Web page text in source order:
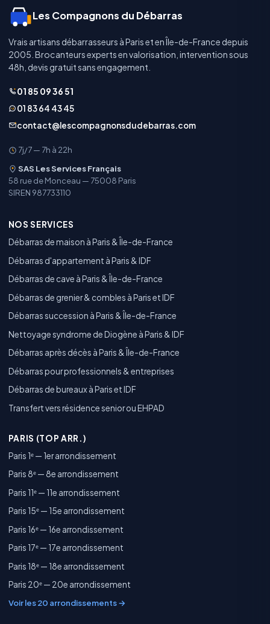
Les Compagnons du Débarras
Vrais artisans débarrasseurs à Paris et en Île-de-France depuis
2005. Brocanteurs experts en valorisation, intervention sous
48h, devis gratuit sans engagement.
01 85 09 36 51
01 83 64 43 45
contact@lescompagnonsdudebarras.com
7j/7 — 7h à 22h
SAS Les Services Français
58 rue de Monceau — 75008 Paris
SIREN 987733110
NOS SERVICES
Débarras de maison à Paris & Île-de-France
Débarras d'appartement à Paris & IDF
Débarras de cave à Paris & Île-de-France
Débarras de grenier & combles à Paris et IDF
Débarras succession à Paris & Île-de-France
Nettoyage syndrome de Diogène à Paris & IDF
Débarras après décès à Paris & Île-de-France
Débarras pour professionnels & entreprises
Débarras de bureaux à Paris et IDF
Transfert vers résidence senior ou EHPAD
PARIS (TOP ARR.)
Paris 1ᵉ — 1er arrondissement
Paris 8ᵉ — 8e arrondissement
Paris 11ᵉ — 11e arrondissement
Paris 15ᵉ — 15e arrondissement
Paris 16ᵉ — 16e arrondissement
Paris 17ᵉ — 17e arrondissement
Paris 18ᵉ — 18e arrondissement
Paris 20ᵉ — 20e arrondissement
Voir les 20 arrondissements →